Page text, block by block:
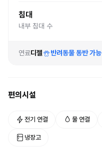
침대
내부 침대 수
연료디젤 반려동물 동반 가능
편의시설
전기 연결 물 연결
냉장고